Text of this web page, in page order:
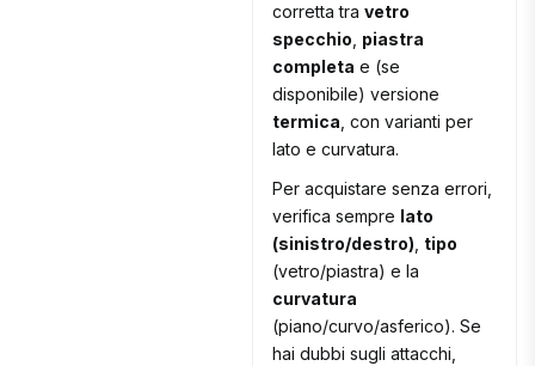
corretta travetro
specchio piastra
completa e (se
disponibile) versione
termica , con varianti per
lato e curvatura.
Per acquistare senza errori,
verifica sempre lato
(sinistro/destro) tipo
(vetro/piastra) e la
curvatura
(piano/curvo/asferico). Se
hai dubbi sugli attacchi,